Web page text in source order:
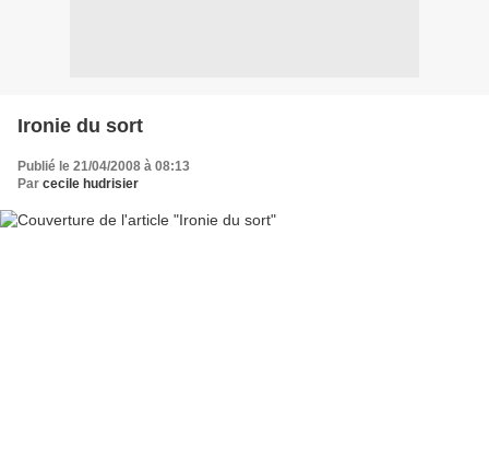
Ironie du sort
Publié le 21/04/2008 à 08:13
Par cecile hudrisier